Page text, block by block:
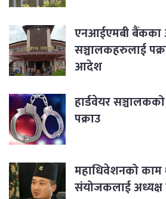
एनआईएमबी बैंकका
सञ्चालकहरुलाई
आदेश
हार्डवेयर
पक्राउ
महाधिवेशनको काम
संयोजकलाई अध्यक्ष